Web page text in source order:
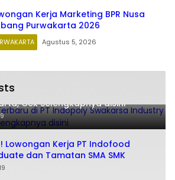
Kerja Marketing BPR Nusa
Purwakarta 2026
Agustus 5, 2026
di PT Indopoly Swakarsa
Cek Selengkapnya disini
Lowongan Kerja PT Indofood
dan Tamatan SMA SMK